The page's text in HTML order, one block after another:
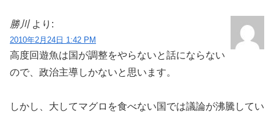
勝川 より:
2010年2月24日 1:42 PM
高度回遊魚は国が調整をやらないと話にならない
ので、政治主導しかないと思います。
しかし、大してマグロを食べない国では議論が沸騰してい